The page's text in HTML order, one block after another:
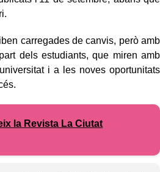
carregades de canvis, però amb
dels estudiants, que miren amb
i a les noves oportunitats
la Revista La Ciutat